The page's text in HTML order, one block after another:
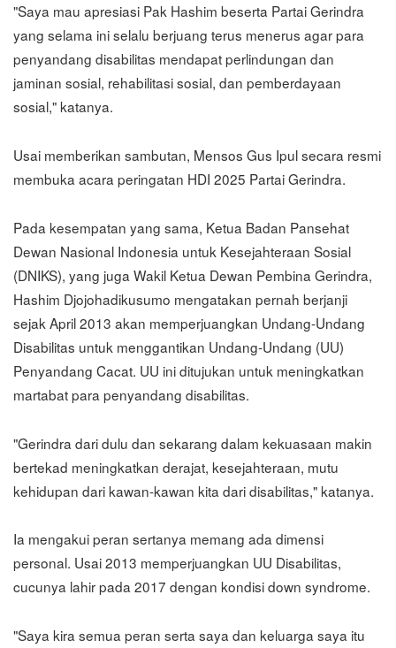
"Saya mau apresiasi Pak Hashim beserta Partai Gerindra
yang selama ini selalu berjuang terus menerus agar para
penyandang disabilitas mendapat perlindungan dan
jaminan sosial, rehabilitasi sosial, dan pemberdayaan
sosial," katanya.
Usai memberikan sambutan, Mensos Gus Ipul secara resmi
membuka acara peringatan HDI 2025 Partai Gerindra.
Pada kesempatan yang sama, Ketua Badan Pansehat
Dewan Nasional Indonesia untuk Kesejahteraan Sosial
(DNIKS), yang juga Wakil Ketua Dewan Pembina Gerindra,
Hashim Djojohadikusumo mengatakan pernah berjanji
sejak April 2013 akan memperjuangkan Undang-Undang
Disabilitas untuk menggantikan Undang-Undang (UU)
Penyandang Cacat. UU ini ditujukan untuk meningkatkan
martabat para penyandang disabilitas.
"Gerindra dari dulu dan sekarang dalam kekuasaan makin
bertekad meningkatkan derajat, kesejahteraan, mutu
kehidupan dari kawan-kawan kita dari disabilitas," katanya.
Ia mengakui peran sertanya memang ada dimensi
personal. Usai 2013 memperjuangkan UU Disabilitas,
cucunya lahir pada 2017 dengan kondisi down syndrome.
"Saya kira semua peran serta saya dan keluarga saya itu